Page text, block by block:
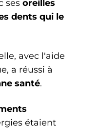
ses oreilles
dents qui le
avec l'aide
a réussi à
santé.
étaient